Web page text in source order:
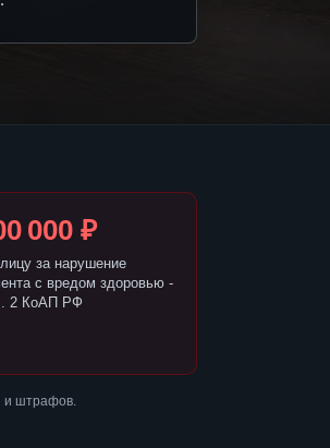
000 ₽
за нарушение
с вредом здоровью -
2 КоАП РФ
и штрафов.